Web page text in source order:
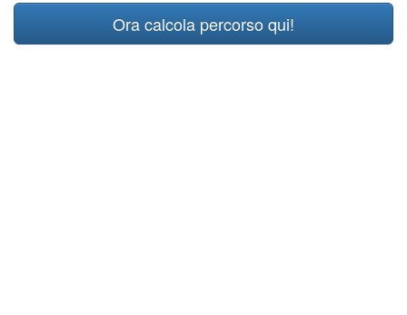
Ora calcola percorso qui!